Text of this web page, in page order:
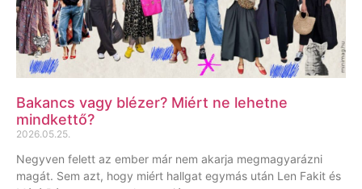
Bakancs vagy blézer? Miért ne lehetne
mindkettő?
2026.05.25.
Negyven felett az ember már nem akarja megmagyarázni
magát. Sem azt, hogy miért hallgat egymás után Len Fakit és